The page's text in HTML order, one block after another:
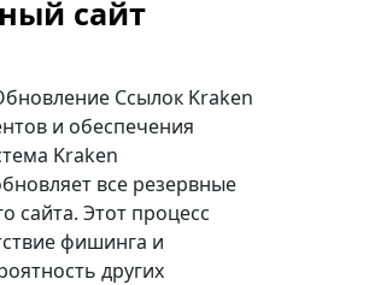
сайт
Ссылок Kraken
и обеспечения
Kraken
все резервные
сайта. Этот процесс
фишинга и
других